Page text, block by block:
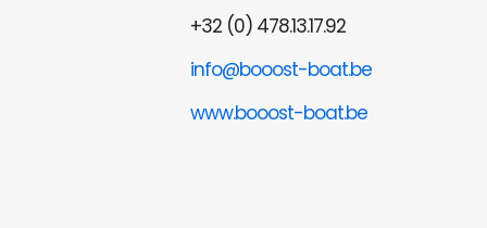
+32 (0) 478.13.17.92
info@booost-boat.be
www.booost-boat.be